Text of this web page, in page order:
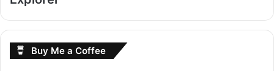
Buy Me a Coffee